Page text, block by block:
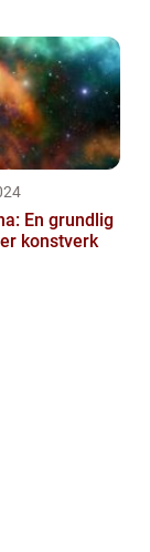
En grundlig
konstverk